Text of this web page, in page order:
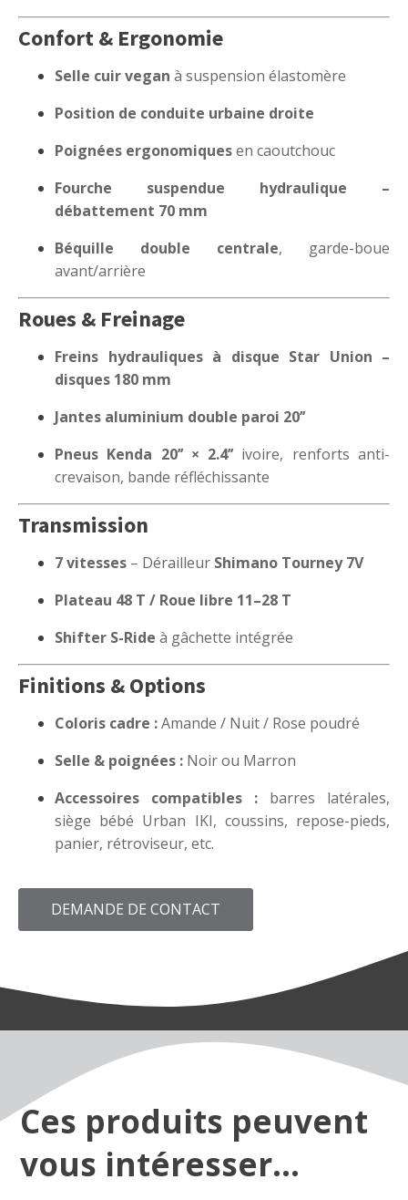
Confort & Ergonomie
Selle cuir vegan à suspension élastomère
Position de conduite urbaine droite
Poignées ergonomiquesen caoutchouc
Fourche suspendue hydraulique –
débattement 70 mm
Béquille double centrale, garde-boue
avant/arrière
Roues & Freinage
Freins hydrauliques à disque Star Union –
disques 180 mm
Jantes aluminium double paroi 20’’
Pneus Kenda 20’’ × 2.4’’ivoire, renforts anti-
crevaison, bande réfléchissante
Transmission
7 vitesses – Dérailleur Shimano Tourney 7V
Plateau 48 T / Roue libre 11–28 T
Shifter S-Ride à gâchette intégrée
Finitions & Options
Coloris cadre :Amande / Nuit / Rose poudré
Selle & poignées : Noir ou Marron
Accessoires compatibles : barres latérales,
siège bébé Urban IKI, coussins, repose-pieds,
panier, rétroviseur, etc.
DEMANDE DE CONTACT
Ces produits peuvent
vous intéresser...